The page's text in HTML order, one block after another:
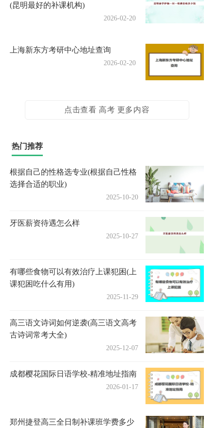
(昆明最好的补课机构)
2026-02-20
上海新东方考研中心地址查询
2026-02-20
点击查看 高考 更多内容
热门推荐
根据自己的性格选专业(根据自己性格
选择合适的职业)
2025-10-20
牙医薪资待遇怎么样
2025-10-27
有哪些食物可以有效治疗上课犯困(上
课犯困吃什么有用)
2025-11-29
高三语文诗词如何逆袭(高三语文高考
古诗词常考大全)
2025-12-07
成都樱花国际日语学校-精准地址指南
2026-01-17
郑州捷登高三全日制补课班学费多少